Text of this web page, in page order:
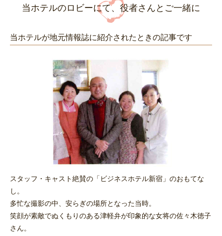
当ホテルのロビーにて、役者さんとご一緒に
当ホテルが地元情報誌に紹介されたときの記事です
スタッフ・キャスト絶賛の「ビジネスホテル新宿」のおもてな
し。
多忙な撮影の中、安らぎの場所となった当時。
笑顔が素敵でぬくもりのある津軽弁が印象的な女将の佐々木徳子
さん。